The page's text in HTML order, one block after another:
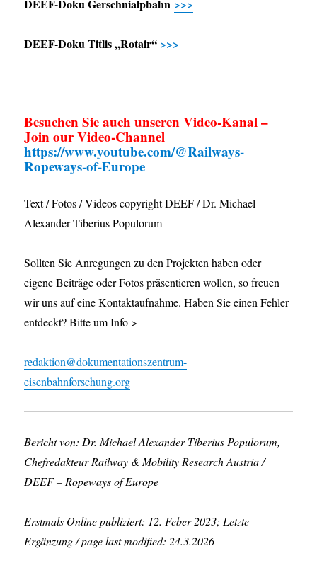
DEEF-Doku Gerschnialpbahn >>>
DEEF-Doku Titlis „Rotair“ >>>
Besuchen Sie auch unseren Video-Kanal –
Join our Video-Channel
https://www.youtube.com/@Railways-
Ropeways-of-Europe
Text / Fotos / Videos copyright DEEF / Dr. Michael
Alexander Tiberius Populorum
Sollten Sie Anregungen zu den Projekten haben oder
eigene Beiträge oder Fotos präsentieren wollen, so freuen
wir uns auf eine Kontaktaufnahme. Haben Sie einen Fehler
entdeckt? Bitte um Info >
redaktion@dokumentationszentrum-
eisenbahnforschung.org
Bericht von: Dr. Michael Alexander Tiberius Populorum,
Chefredakteur Railway & Mobility Research Austria /
DEEF – Ropeways of Europe
Erstmals Online publiziert: 12. Feber 2023; Letzte
Ergänzung / page last modified: 24.3.2026